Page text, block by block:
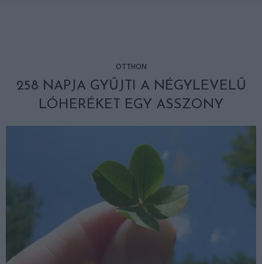
OTTHON
258 NAPJA GYŰJTI A NÉGYLEVELŰ
LÓHERÉKET EGY ASSZONY